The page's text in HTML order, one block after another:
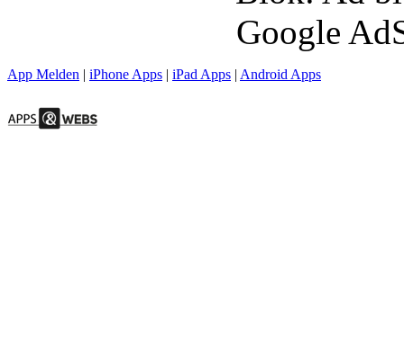
Google
App Melden | iPhone Apps | iPad Apps | Android Apps